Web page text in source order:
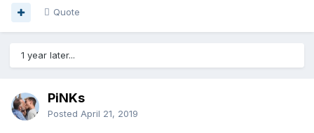
Quote
1 year later...
PiNKs
Posted April 21, 2019